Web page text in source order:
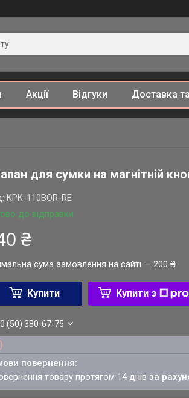
Акції Відгуки Доставка
для сумки на магнітній
до відправки
KPK-110BOR-RE
₴
сума замовлення на сайті — 200 ₴
Купити Купити з
(50) 380-67-75
товару протягом 14 днівза